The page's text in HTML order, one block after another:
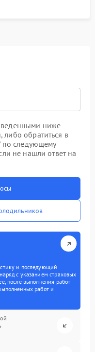
ниже
обратиться в
по следующему
не нашли ответ на
и последующий
с указанием страховых
после выполнения работ
работ и